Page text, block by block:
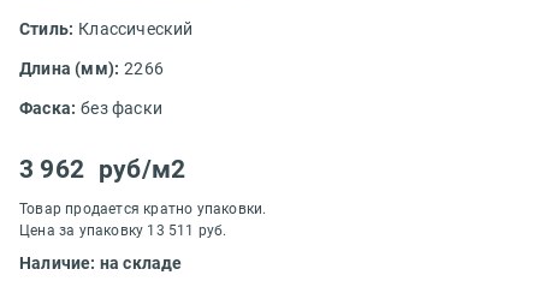
Стиль: Классический
Длина (мм): 2266
Фаска: без фаски
3 962 руб/м2
Товар продается кратно упаковки.
Цена за упаковку 13 511 руб.
Наличие: на складе